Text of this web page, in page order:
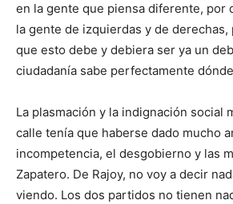
en la gente que piensa diferente, por
la gente de izquierdas y de
que esto debe y debiera ser ya un
ciudadanía sabe perfectamente
La plasmación y la indignación social
calle tenía que haberse dado mucho
incompetencia, el desgobierno y las
Zapatero. De Rajoy, no voy a decir
viendo. Los dos partidos no tienen